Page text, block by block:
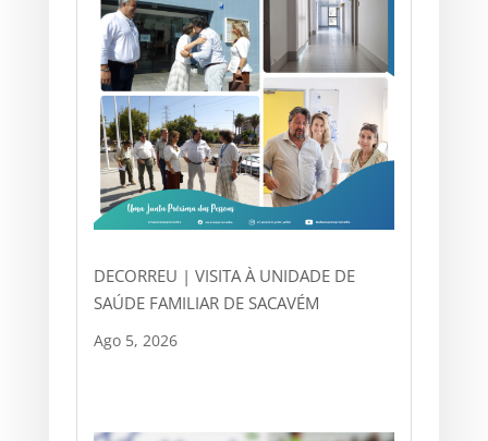
DECORREU | VISITA À UNIDADE DE
SAÚDE FAMILIAR DE SACAVÉM
Ago 5, 2026